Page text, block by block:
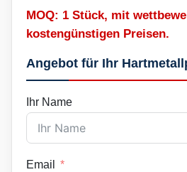
MOQ: 1 Stück, mit
kostengünstigen Preisen.
Angebot für Ihr
Ihr Name
Email